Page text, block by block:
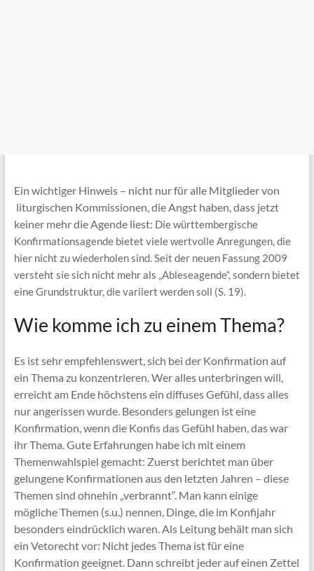
Ein wichtiger Hinweis – nicht nur für alle Mitglieder von
liturgischen Kommissionen, die Angst haben, dass jetzt
keiner mehr die Agende liest: Die württembergische
Konfirmationsagende bietet viele wertvolle Anregungen, die
hier nicht zu wiederholen sind. Seit der neuen Fassung 2009
versteht sie sich nicht mehr als „Ableseagende“, sondern bietet
eine Grundstruktur, die variiert werden soll (S. 19).
Wie komme ich zu einem Thema?
Es ist sehr empfehlenswert, sich bei der Konfirmation auf
ein Thema zu konzentrieren. Wer alles unterbringen will,
erreicht am Ende höchstens ein diffuses Gefühl, dass alles
nur angerissen wurde. Besonders gelungen ist eine
Konfirmation, wenn die Konfis das Gefühl haben, das war
ihr Thema. Gute Erfahrungen habe ich mit einem
Themenwahlspiel gemacht: Zuerst berichtet man über
gelungene Konfirmationen aus den letzten Jahren – diese
Themen sind ohnehin „verbrannt“. Man kann einige
mögliche Themen (s.u.) nennen, Dinge, die im Konfijahr
besonders eindrücklich waren. Als Leitung behält man sich
ein Vetorecht vor: Nicht jedes Thema ist für eine
Konfirmation geeignet. Dann schreibt jeder auf einen Zettel